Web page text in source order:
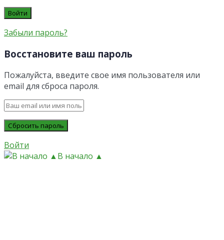
Забыли пароль?
Восстановите ваш пароль
Пожалуйста, введите свое имя пользователя или
email для сброса пароля.
Войти
В начало ▲